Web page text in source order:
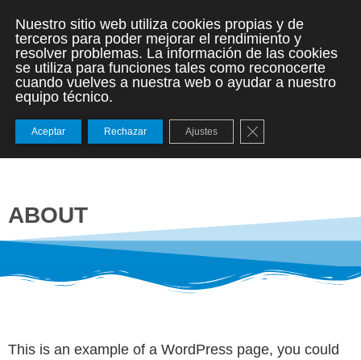
ABOUT
This is an example of a WordPress page, you could
Nuestro sitio web utiliza cookies propias y de
terceros para poder mejorar el rendimiento y
resolver problemas. La información de las cookies
se utiliza para funciones tales como reconocerte
cuando vuelves a nuestra web o ayudar a nuestro
equipo técnico.
Aceptar Rechazar Ajustes Cerrar el banner de